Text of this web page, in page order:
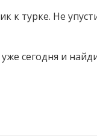
к турке. Не
сегодня и